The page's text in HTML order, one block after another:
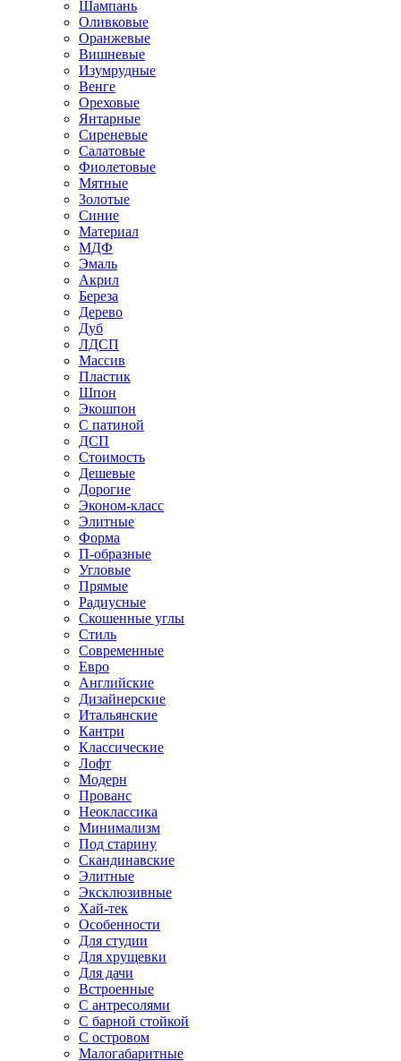
Шампань
Оливковые
Оранжевые
Вишневые
Изумрудные
Венге
Ореховые
Янтарные
Сиреневые
Салатовые
Фиолетовые
Мятные
Золотые
Синие
Материал
МДФ
Эмаль
Акрил
Береза
Дерево
Дуб
ЛДСП
Массив
Пластик
Шпон
Экошпон
С патиной
ДСП
Стоимость
Дешевые
Дорогие
Эконом-класс
Элитные
Форма
П-образные
Угловые
Прямые
Радиусные
Скошенные углы
Стиль
Современные
Евро
Английские
Дизайнерские
Итальянские
Кантри
Классические
Лофт
Модерн
Прованс
Неоклассика
Минимализм
Под старину
Скандинавские
Элитные
Эксклюзивные
Хай-тек
Особенности
Для студии
Для хрущевки
Для дачи
Встроенные
С антресолями
С барной стойкой
С островом
Малогабаритные